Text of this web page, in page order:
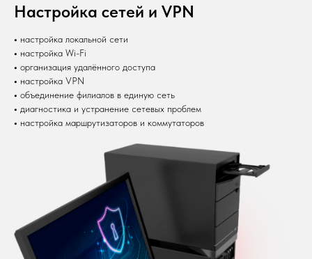
Настройка сетей и VPN
• настройка локальной сети
• настройка Wi-Fi
• организация удалённого доступа
• настройка VPN
• объединение филиалов в единую сеть
• диагностика и устранение сетевых проблем
• настройка маршрутизаторов и коммутаторов